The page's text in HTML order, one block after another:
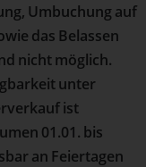
Umbuchung auf
das Belassen
nicht möglich.
unter
ist
01.01. bis
an Feiertagen